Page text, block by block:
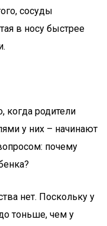
сосуды
в носу быстрее
когда родители
у них – начинают
почему
нет. Поскольку у
тоньше, чем у